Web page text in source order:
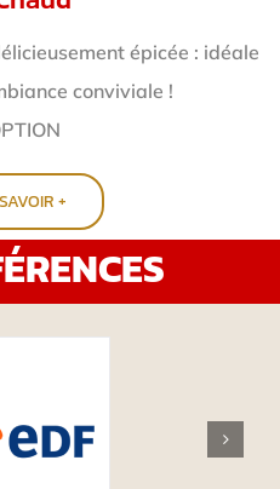
épicée : idéale
conviviale !
+